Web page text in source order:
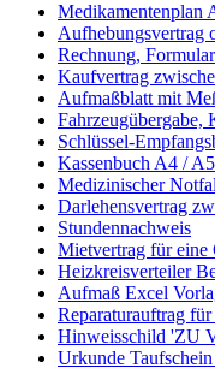
Medikamentenplan
Aufhebungsvertrag
Rechnung, Formular
Kaufvertrag
Aufmaßblatt mit
Fahrzeugübergabe,
Schlüssel-
Kassenbuch A4 /
Medizinischer
Darlehensvertrag
Stundennachweis
Mietvertrag für eine
Heizkreisverteiler
Aufmaß Excel
Reparaturauftrag
Hinweisschild 'ZU
Urkunde